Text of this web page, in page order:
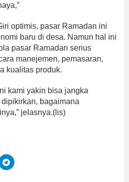
optimis, pasar Ramadan ini
baru di desa. Namun hal ini
pasar Ramadan serius
manejemen, pemasaran,
kualitas produk.
kami yakin bisa jangka
bagaimana
jelasnya.(lis)